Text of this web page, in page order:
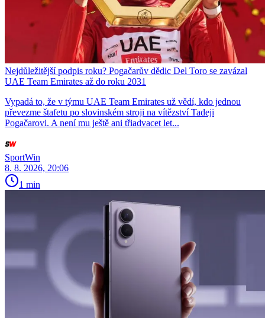
Nejdůležitější podpis roku? Pogačarův dědic Del Toro se zavázal
UAE Team Emirates až do roku 2031
Vypadá to, že v týmu UAE Team Emirates už vědí, kdo jednou
převezme štafetu po slovinském stroji na vítězství Tadeji
Pogačarovi. A není mu ještě ani třiadvacet let...
SportWin
8. 8. 2026, 20:06
1 min